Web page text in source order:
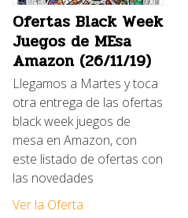
Ofertas Black Week
Juegos de MEsa
Amazon (26/11/19)
Llegamos a Martes y toca
otra entrega de las ofertas
black week juegos de
mesa en Amazon, con
este listado de ofertas con
las novedades
Ver la Oferta